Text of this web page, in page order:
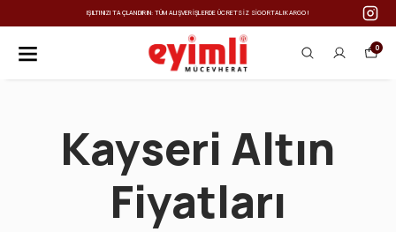
IŞILTINIZI TAÇLANDIRIN: TÜM ALIŞVERIŞLERDE ÜCRETSIZ SIGORTALI KARGO!
0
Kayseri Altın
Fiyatları